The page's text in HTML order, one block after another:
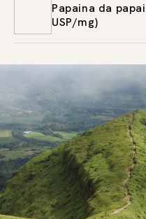
Papaina da
USP/mg)